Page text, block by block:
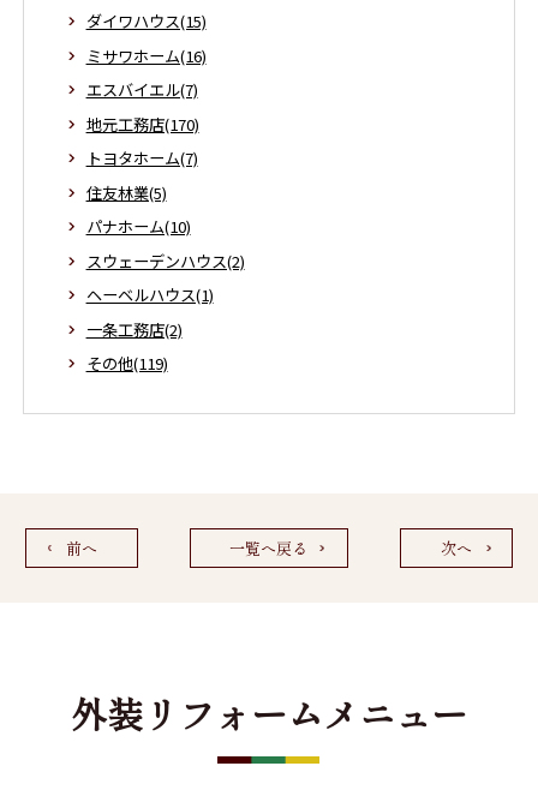
ダイワハウス(15)
ミサワホーム(16)
エスバイエル(7)
地元工務店(170)
トヨタホーム(7)
住友林業(5)
パナホーム(10)
スウェーデンハウス(2)
ヘーベルハウス(1)
一条工務店(2)
その他(119)
前へ 一覧へ戻る 次へ
外装リフォームメニュー